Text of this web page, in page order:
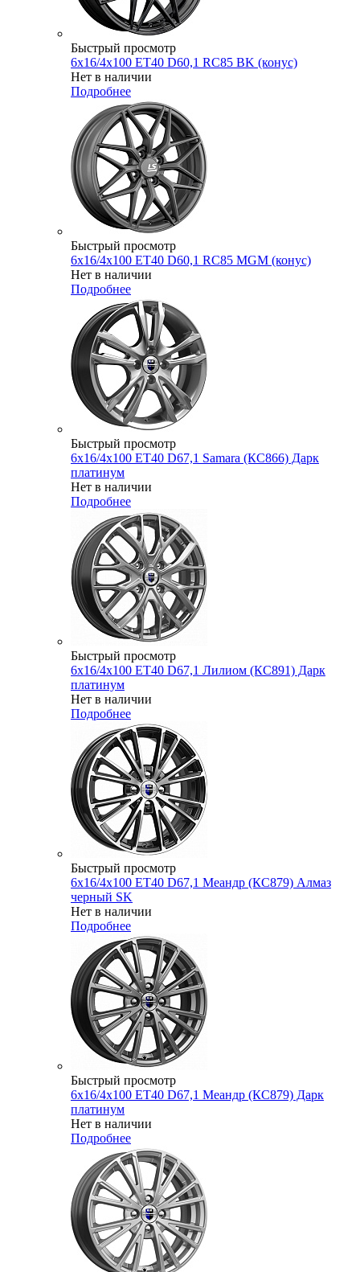
Быстрый просмотр
6x16/4x100 ET40 D60,1 RC85 BK (конус)
Нет в наличии
Подробнее
Быстрый просмотр
6x16/4x100 ET40 D60,1 RC85 MGM (конус)
Нет в наличии
Подробнее
Быстрый просмотр
6x16/4x100 ET40 D67,1 Samara (КС866) Дарк
платинум
Нет в наличии
Подробнее
Быстрый просмотр
6x16/4x100 ET40 D67,1 Лилиом (КС891) Дарк
платинум
Нет в наличии
Подробнее
Быстрый просмотр
6x16/4x100 ET40 D67,1 Меандр (КС879) Алмаз
черный SK
Нет в наличии
Подробнее
Быстрый просмотр
6x16/4x100 ET40 D67,1 Меандр (КС879) Дарк
платинум
Нет в наличии
Подробнее